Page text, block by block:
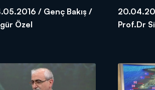
/ Genç Bakış /
Özel
Prof.Dr